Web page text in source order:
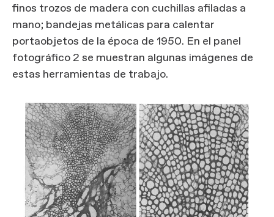
finos trozos de madera con cuchillas afiladas a
mano; bandejas metálicas para calentar
portaobjetos de la época de 1950. En el panel
fotográfico 2 se muestran algunas imágenes de
estas herramientas de trabajo.